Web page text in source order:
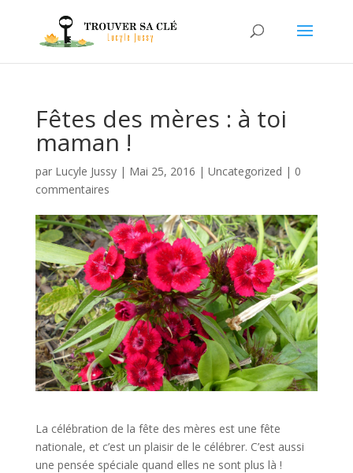
Fêtes des mères : à toi
maman !
par Lucyle Jussy| Mai 25, 2016 | Uncategorized | 0
commentaires
La célébration de la fête des mères est une fête
nationale, et c’est un plaisir de le célébrer. C’est aussi
une pensée spéciale quand elles ne sont plus là !